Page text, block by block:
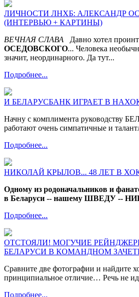
ЛИЧНОСТИ ЛНХБ: АЛЕКСАНДР
(ИНТЕРВЬЮ + КАРТИНЫ)
ВЕЧНАЯ СЛАВА Давно хотел
ОСЕДОВСКОГО... Человека
значит, неординарного. Да тут...
Подробнее...
И БЕЛАРУСБАНК ИГРАЕТ В
Начну с комплимента руководству
работают очень симпатичные и
Подробнее...
НИКОЛАЙ КРЫЛОВ... 48 ЛЕТ В
Одному из родоначальников и
в Беларуси -- нашему ШВЕДУ --
Подробнее...
ОТСТОЯЛИ! МОГУЧИЕ
БЕЛАРУСИ В КОМАНДНОМ
Сравните две фотографии и найдите
принципиальное отличие… Речь не
Подробнее...